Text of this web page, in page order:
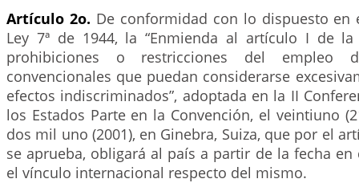
Artículo 2o. De conformidad con lo dispuesto
Ley 7ª de 1944, la “Enmienda al artículo I de la
prohibiciones o restricciones del empleo
convencionales que puedan considerarse
efectos indiscriminados”, adoptada en la II
los Estados Parte en la Convención, el veintiuno
dos mil uno (2001), en Ginebra, Suiza, que por el
se aprueba, obligará al país a partir de la fecha en
el vínculo internacional respecto del mismo.